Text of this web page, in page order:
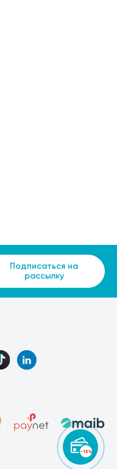
-15%
Подписаться на
рассылку